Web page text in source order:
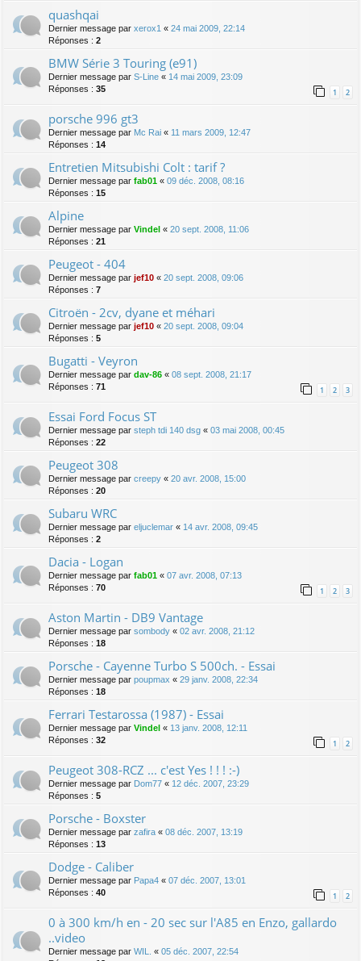
quashqai
Dernier message par xerox1 « 24 mai 2009, 22:14
Réponses : 2
BMW Série 3 Touring (e91)
Dernier message par S-Line « 14 mai 2009, 23:09
Réponses : 35 1 2
porsche 996 gt3
Dernier message par Mc Rai « 11 mars 2009, 12:47
Réponses : 14
Entretien Mitsubishi Colt : tarif ?
Dernier message par fab01 « 09 déc. 2008, 08:16
Réponses : 15
Alpine
Dernier message par Vindel « 20 sept. 2008, 11:06
Réponses : 21
Peugeot - 404
Dernier message par jef10 « 20 sept. 2008, 09:06
Réponses : 7
Citroën - 2cv, dyane et méhari
Dernier message par jef10 « 20 sept. 2008, 09:04
Réponses : 5
Bugatti - Veyron
Dernier message par dav-86 « 08 sept. 2008, 21:17
Réponses : 71 1 2 3
Essai Ford Focus ST
Dernier message par steph tdi 140 dsg « 03 mai 2008, 00:45
Réponses : 22
Peugeot 308
Dernier message par creepy « 20 avr. 2008, 15:00
Réponses : 20
Subaru WRC
Dernier message par eljuclemar « 14 avr. 2008, 09:45
Réponses : 2
Dacia - Logan
Dernier message par fab01 « 07 avr. 2008, 07:13
Réponses : 70 1 2 3
Aston Martin - DB9 Vantage
Dernier message par sombody « 02 avr. 2008, 21:12
Réponses : 18
Porsche - Cayenne Turbo S 500ch. - Essai
Dernier message par poupmax « 29 janv. 2008, 22:34
Réponses : 18
Ferrari Testarossa (1987) - Essai
Dernier message par Vindel « 13 janv. 2008, 12:11
Réponses : 32 1 2
Peugeot 308-RCZ ... c'est Yes ! ! ! :-)
Dernier message par Dom77 « 12 déc. 2007, 23:29
Réponses : 5
Porsche - Boxster
Dernier message par zafira « 08 déc. 2007, 13:19
Réponses : 13
Dodge - Caliber
Dernier message par Papa4 « 07 déc. 2007, 13:01
Réponses : 40 1 2
0 à 300 km/h en - 20 sec sur l'A85 en Enzo, gallardo
..video
Dernier message par WIL. « 05 déc. 2007, 22:54